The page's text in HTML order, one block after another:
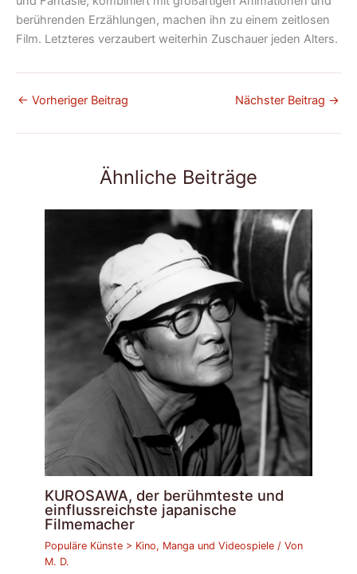
berührenden Erzählungen, machen ihn zu einem zeitlosen
Film. Letzteres verzaubert weiterhin Zuschauer jeden Alters.
← Vorheriger Beitrag Nächster Beitrag →
Ähnliche Beiträge
KUROSAWA, der berühmteste und
einflussreichste japanische
Filmemacher
Populäre Künste > Kino, Manga und Videospiele / Von
M. D.